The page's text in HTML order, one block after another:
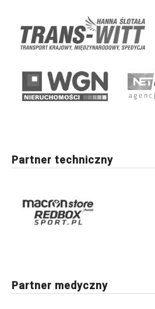
Partner techniczny
Partner medyczny